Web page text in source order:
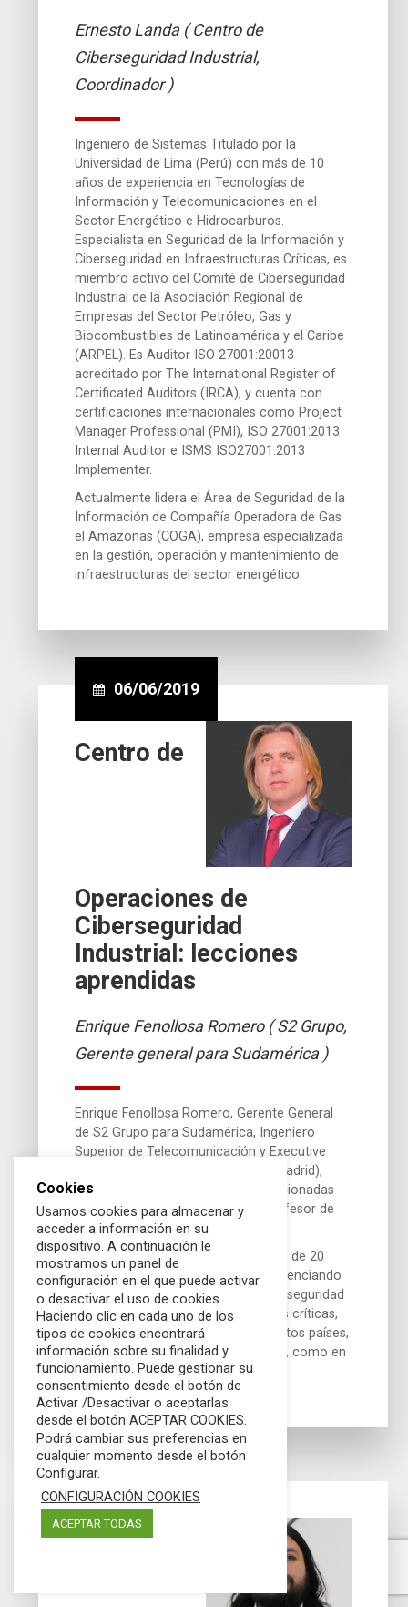
Ernesto Landa ( Centro de
Ciberseguridad Industrial,
Coordinador )
Ingeniero de Sistemas Titulado por la
Universidad de Lima (Perú) con más de 10
años de experiencia en Tecnologías de
Información y Telecomunicaciones en el
Sector Energético e Hidrocarburos.
Especialista en Seguridad de la Información y
Ciberseguridad en Infraestructuras Críticas, es
miembro activo del Comité de Ciberseguridad
Industrial de la Asociación Regional de
Empresas del Sector Petróleo, Gas y
Biocombustibles de Latinoamérica y el Caribe
(ARPEL). Es Auditor ISO 27001:20013
acreditado por The International Register of
Certificated Auditors (IRCA), y cuenta con
certificaciones internacionales como Project
Manager Professional (PMI), ISO 27001:2013
Internal Auditor e ISMS ISO27001:2013
Implementer.
Actualmente lidera el Área de Seguridad de la
Información de Compañía Operadora de Gas
el Amazonas (COGA), empresa especializada
en la gestión, operación y mantenimiento de
infraestructuras del sector energético.
06/06/2019
Centro de
Operaciones de
Ciberseguridad
Industrial: lecciones
aprendidas
Enrique Fenollosa Romero ( S2 Grupo,
Gerente general para Sudamérica )
Enrique Fenollosa Romero, Gerente General
de S2 Grupo para Sudamérica, Ingeniero
Superior de Telecomunicación y Executive
MBA por el Instituto de Empresa (Madrid),
ponente habitual en temáticas relacionadas
con la ciberseguridad industrial, profesor de
maestrías y cursos postgrado.
Experto en Ciberseguridad, con más de 20
años de experiencia profesional gerenciando
diversas empresas del ámbito de la seguridad
de la información e infraestructuras críticas,
con trabajos desarrollados en distintos países,
tanto en el seno de multinacionales, como en
el del emprendimiento personal.
06/06/2019
Cookies
Usamos cookies para almacenar y
acceder a información en su
dispositivo. A continuación le
mostramos un panel de
configuración en el que puede activar
o desactivar el uso de cookies.
Haciendo clic en cada uno de los
tipos de cookies encontrará
información sobre su finalidad y
funcionamiento. Puede gestionar su
consentimiento desde el botón de
Activar /Desactivar o aceptarlas
desde el botón ACEPTAR COOKIES.
Podrá cambiar sus preferencias en
cualquier momento desde el botón
Configurar.
CONFIGURACIÓN COOKIES
ACEPTAR TODAS